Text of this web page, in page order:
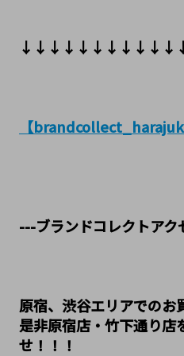
【
---ブランドコレクトア
原宿、渋谷エリアでのお
是非原宿店・竹下通り店
せ！！！